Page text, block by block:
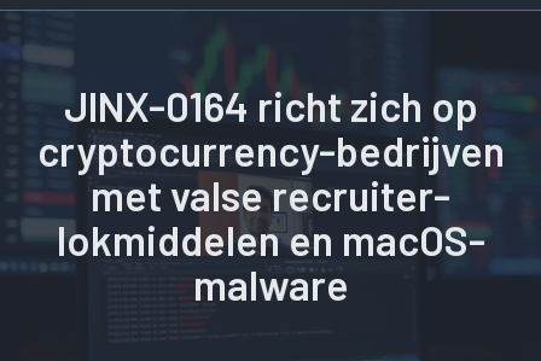
JINX-0164 richt zich op
cryptocurrency-bedrijven
met valse recruiter-
lokmiddelen en macOS-
malware